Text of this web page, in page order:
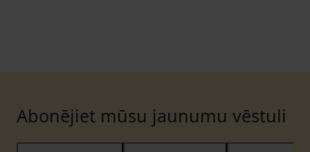
Abonējiet mūsu jaunumu vēstuli